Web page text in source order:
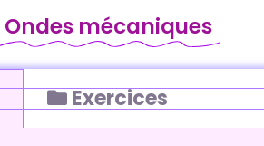
Ondes mécaniques
Exercices